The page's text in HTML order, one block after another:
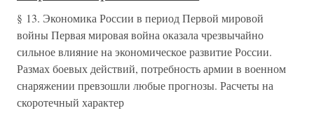
§ 13. Экономика России в период Первой мировой
войны Первая мировая война оказала чрезвычайно
сильное влияние на экономическое развитие России.
Размах боевых действий, потребность армии в военном
снаряжении превзошли любые прогнозы. Расчеты на
скоротечный характер